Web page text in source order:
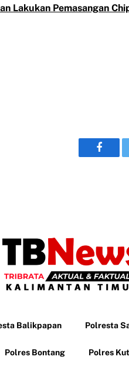
Lakukan Pemasangan
Balikpapan Polresta
Polres Bontang Polres